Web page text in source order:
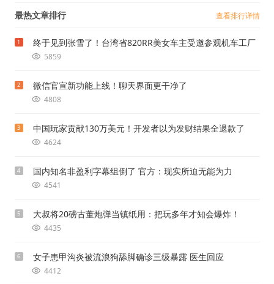
最热文章排行 查看排行详情
1 终于见到张雪了！台湾省820RR美女车主受邀参观机车工厂
5859
2 微信官宣新功能上线！聊天界面更干净了
4808
3 中国玩家贡献130万美元！开发者以为发财结果全退款了
4624
4 国内知名非盈利字幕组倒了 官方：现实所迫无能为力
4541
5 大叔将20磅古董炮弹当镇纸用：把玩多年才知会爆炸！
4435
6 女子患甲沟炎被流浪狗舔脚确诊三级暴露 医生回应
4412